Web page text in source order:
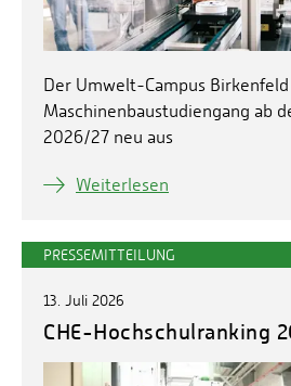
Der Umwelt-Campus
Maschinenbaustudiengang ab
2026/27 neu aus
Weiterlesen
PRESSEMITTEILUNG
13. Juli 2026
CHE-Hochschulranking